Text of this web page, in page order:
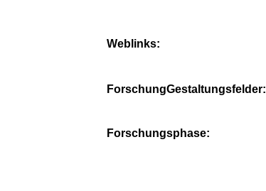
Weblinks:
ForschungGestaltungsfelder:
Forschungsphase: